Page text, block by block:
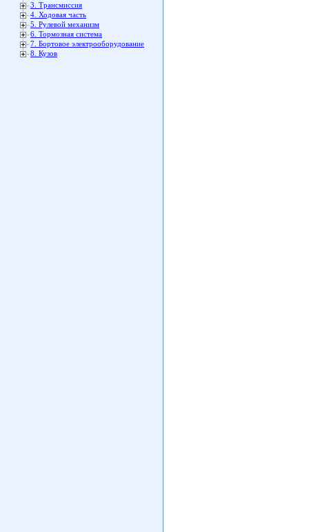
3. Трансмиссия
4. Ходовая часть
5. Рулевой механизм
6. Тормозная система
7. Бортовое электрооборудование
8. Кузов